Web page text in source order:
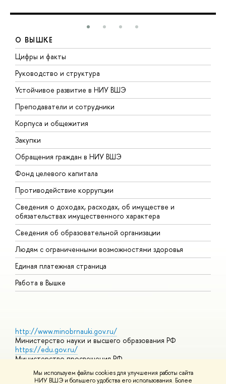
Мы используем файлы cookies для улучшения работы сайта
НИУ ВШЭ и большего удобства его использования. Более
О ВЫШКЕ
Цифры и факты
Руководство и структура
Устойчивое развитие в НИУ ВШЭ
Преподаватели и сотрудники
Корпуса и общежития
Закупки
Обращения граждан в НИУ ВШЭ
Фонд целевого капитала
Противодействие коррупции
Сведения о доходах, расходах, об имуществе и
обязательствах имущественного характера
Сведения об образовательной организации
Людям с ограниченными возможностями здоровья
Единая платежная страница
Работа в Вышке
http://www.minobrnauki.gov.ru/
Министерство науки и высшего образования РФ
https://edu.gov.ru/
Министерство просвещения РФ
https://elearning.hse.ru/mooc
Массовые открытые онлайн-курсы